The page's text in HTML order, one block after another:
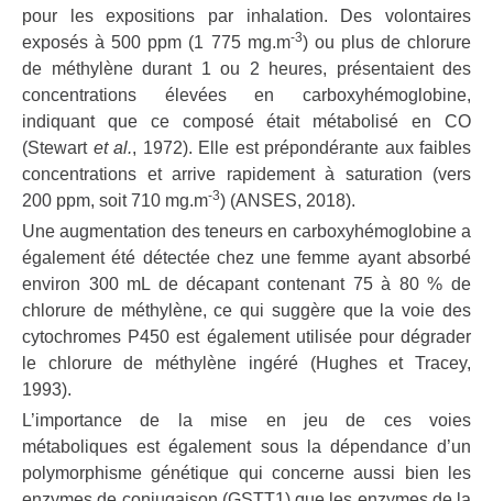
pour les expositions par inhalation. Des volontaires
exposés à 500 ppm (1 775 mg.m-3) ou plus de chlorure
de méthylène durant 1 ou 2 heures, présentaient des
concentrations élevées en carboxyhémoglobine,
indiquant que ce composé était métabolisé en CO
(Stewartet al., 1972). Elle est prépondérante aux faibles
concentrations et arrive rapidement à saturation (vers
200 ppm, soit 710 mg.m-3) (ANSES, 2018).
Une augmentation des teneurs en carboxyhémoglobine a
également été détectée chez une femme ayant absorbé
environ 300 mL de décapant contenant 75 à 80 % de
chlorure de méthylène, ce qui suggère que la voie des
cytochromes P450 est également utilisée pour dégrader
le chlorure de méthylène ingéré (Hughes et Tracey,
1993).
L’importance de la mise en jeu de ces voies
métaboliques est également sous la dépendance d’un
polymorphisme génétique qui concerne aussi bien les